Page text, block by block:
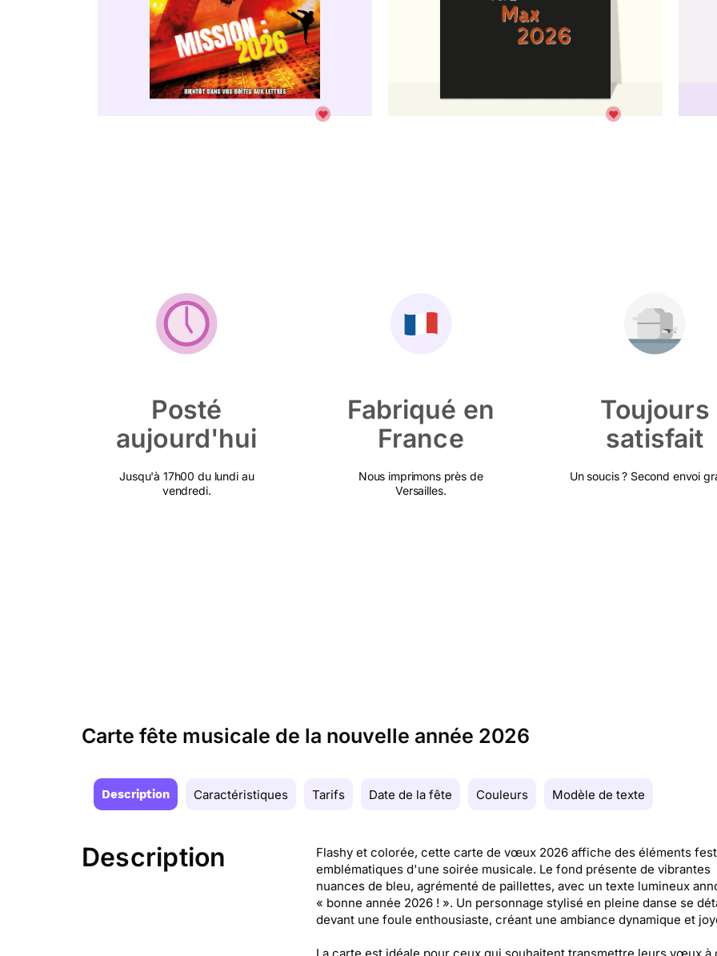
Posté
aujourd'hui
Jusqu'à 17h00 du lundi au
vendredi.
Fabriqué en
France
Nous imprimons près de
Versailles.
Toujours
satisfait
Un soucis ? Second envoi
Carte fête musicale de la nouvelle année 2026
Description Caractéristiques Tarifs Date de la fête Couleurs Modèle de texte
Description
Flashy et colorée, cette carte de vœux 2026 affiche des éléments
emblématiques d'une soirée musicale. Le fond présente de vibrantes
nuances de bleu, agrémenté de paillettes, avec un texte lumineux
« bonne année 2026 ! ». Un personnage stylisé en pleine danse se
devant une foule enthousiaste, créant une ambiance dynamique et